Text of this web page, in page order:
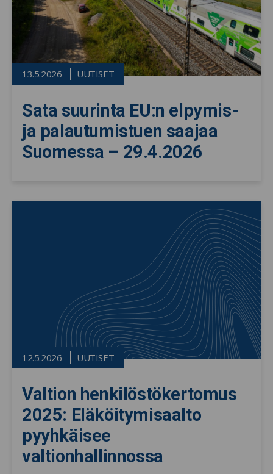
13.5.2026 UUTISET
Sata suurinta EU:n elpymis-
ja palautumistuen saajaa
Suomessa – 29.4.2026
12.5.2026 UUTISET
Valtion henkilöstökertomus
2025: Eläköitymisaalto
pyyhkäisee
valtionhallinnossa